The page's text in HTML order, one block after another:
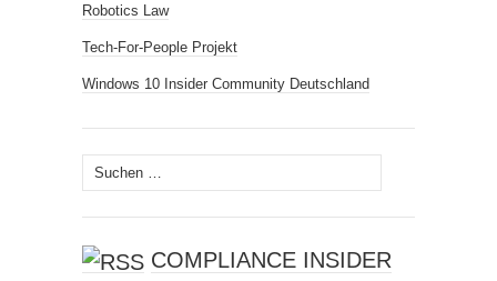
Robotics Law
Tech-For-People Projekt
Windows 10 Insider Community Deutschland
Suchen
nach:
COMPLIANCE INSIDER